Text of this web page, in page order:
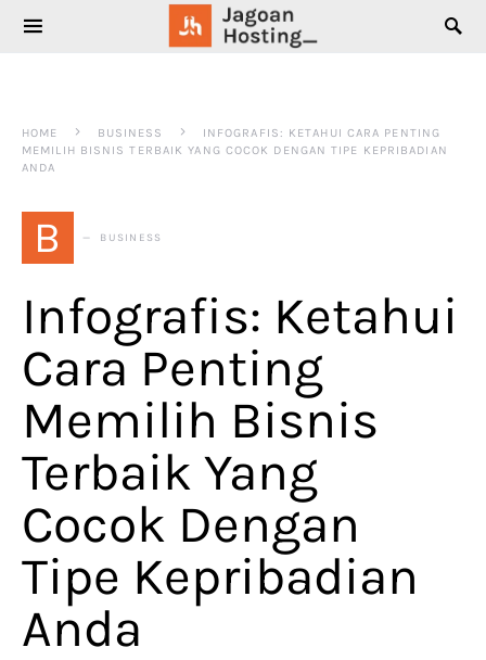
SEARCH FOR:
HOME BUSINESS
INFOGRAFIS: KETAHUI CARA PENTING
MEMILIH BISNIS TERBAIK YANG COCOK DENGAN TIPE KEPRIBADIAN
ANDA
B BUSINESS
Infografis: Ketahui
Cara Penting
Memilih Bisnis
Terbaik Yang
Cocok Dengan
Tipe Kepribadian
Anda